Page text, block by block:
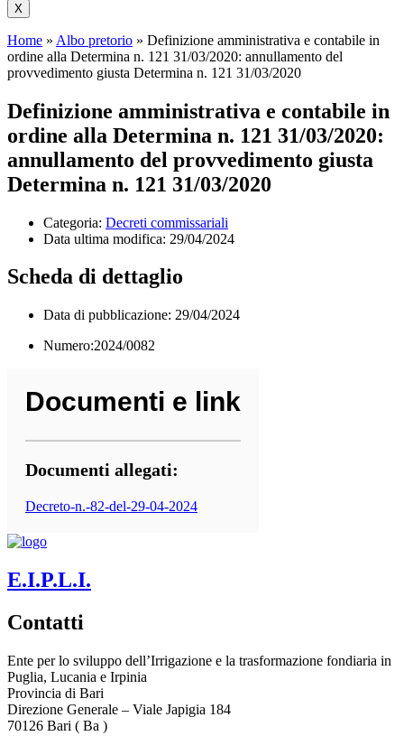
X
Home » Albo pretorio » Definizione amministrativa e contabile in
ordine alla Determina n. 121 31/03/2020: annullamento del
provvedimento giusta Determina n. 121 31/03/2020
Definizione amministrativa e contabile in
ordine alla Determina n. 121 31/03/2020:
annullamento del provvedimento giusta
Determina n. 121 31/03/2020
Categoria: Decreti commissariali
Data ultima modifica: 29/04/2024
Scheda di dettaglio
Data di pubblicazione: 29/04/2024
Numero:2024/0082
Documenti e link
Documenti allegati:
Decreto-n.-82-del-29-04-2024
E.I.P.L.I.
Contatti
Ente per lo sviluppo dell’Irrigazione e la trasformazione fondiaria in
Puglia, Lucania e Irpinia
Provincia di Bari
Direzione Generale – Viale Japigia 184
70126 Bari ( Ba )